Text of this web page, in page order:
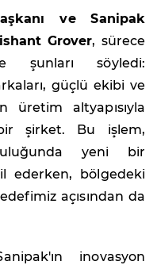
ve Sanipak
Grover, sürece
şunları söyledi:
güçlü ekibi ve
üretim altyapısıyla
şirket. Bu işlem,
yeni bir
ederken, bölgedeki
açısından da
inovasyon